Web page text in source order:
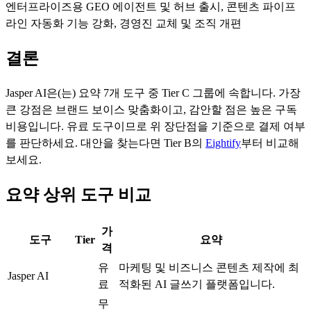
엔터프라이즈용 GEO 에이전트 및 허브 출시, 콘텐츠 파이프
라인 자동화 기능 강화, 경영진 교체 및 조직 개편
결론
Jasper AI은(는) 요약 7개 도구 중 TierC 그룹에 속합니다. 가장
큰 강점은 브랜드 보이스 맞춤화이고, 감안할 점은 높은 구독
비용입니다. 유료 도구이므로 위 장단점을 기준으로 결제 여부
를 판단하세요. 대안을 찾는다면 TierB의 Eightify부터 비교해
보세요.
요약 상위 도구 비교
도구 Tier
가
격
요약
Jasper AI
유
료
마케팅 및 비즈니스 콘텐츠 제작에 최
적화된 AI 글쓰기 플랫폼입니다.
무